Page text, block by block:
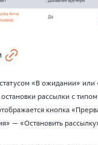
«В ожидании» или
рассылки с
кнопка
— «Остановить